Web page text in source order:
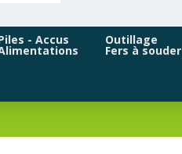
- Accus Outillage
Fers à souder